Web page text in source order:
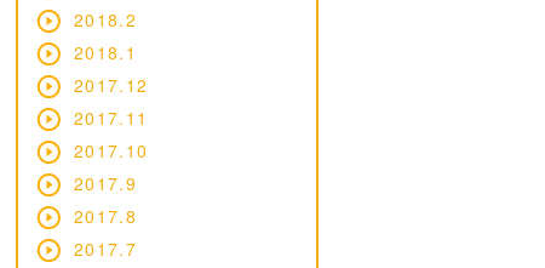
2018.2
2018.1
2017.12
2017.11
2017.10
2017.9
2017.8
2017.7